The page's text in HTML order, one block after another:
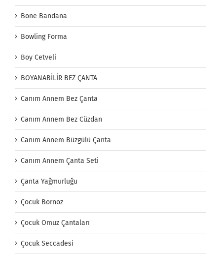
Bone Bandana
Bowling Forma
Boy Cetveli
BOYANABİLİR BEZ ÇANTA
Canım Annem Bez Çanta
Canım Annem Bez Cüzdan
Canım Annem Büzgülü Çanta
Canım Annem Çanta Seti
Çanta Yağmurluğu
Çocuk Bornoz
Çocuk Omuz Çantaları
Çocuk Seccadesi